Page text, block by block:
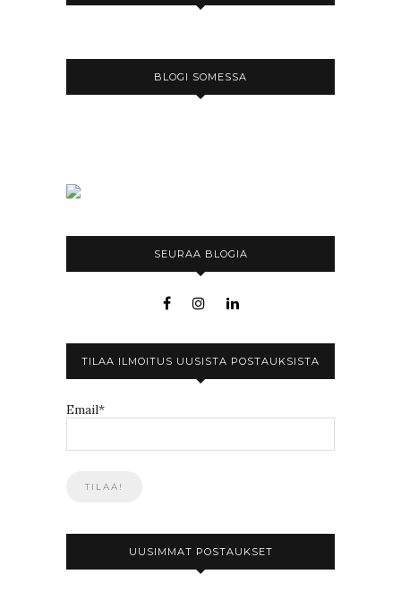
BLOGI SOMESSA
SEURAA BLOGIA
TILAA ILMOITUS UUSISTA POSTAUKSISTA
Email*
UUSIMMAT POSTAUKSET